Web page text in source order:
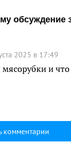
обсуждение
2025 в 17:49
и
комментарии